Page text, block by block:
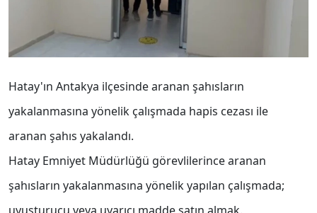
Hatay'ın Antakya ilçesinde aranan şahısların
yakalanmasına yönelik çalışmada hapis cezası ile
aranan şahıs yakalandı.
Hatay Emniyet Müdürlüğü görevlilerince aranan
şahısların yakalanmasına yönelik yapılan çalışmada;